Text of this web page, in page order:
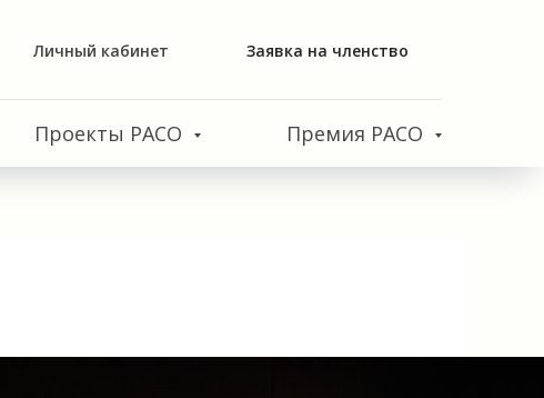
Личный кабинет Заявка на членство
Проекты РАСО Премия РАСО